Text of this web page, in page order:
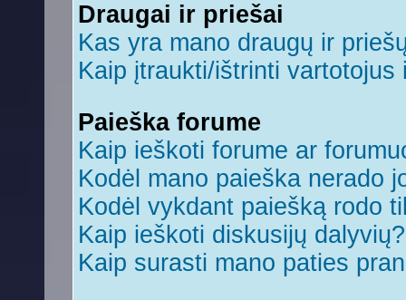
Draugai ir priešai
Kas yra mano draugų ir
Kaip įtraukti/ištrinti
Paieška forume
Kaip ieškoti forume ar
Kodėl mano paieška nerado
Kodėl vykdant paiešką rodo
Kaip ieškoti diskusijų dalyvių?
Kaip surasti mano paties